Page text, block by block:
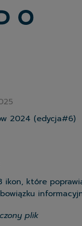
2024 (edycja#6)
ikon, które
plik